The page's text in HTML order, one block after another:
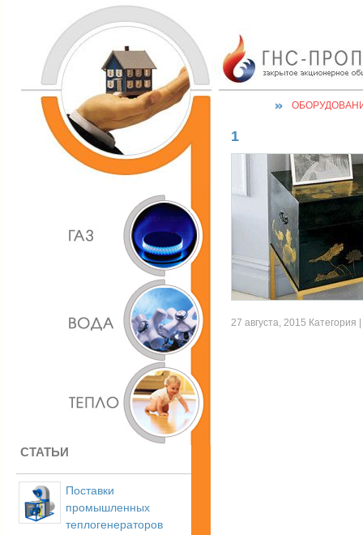
СТАТЬИ
Поставки
промышленных
теплогенераторов
1
27 августа, 2015 Категория |